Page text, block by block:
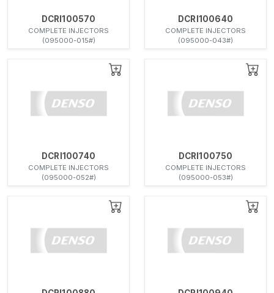
DCRI100570
COMPLETE INJECTORS
(095000-015#)
DCRI100640
COMPLETE INJECTORS
(095000-043#)
DCRI100740
COMPLETE INJECTORS
(095000-052#)
DCRI100750
COMPLETE INJECTORS
(095000-053#)